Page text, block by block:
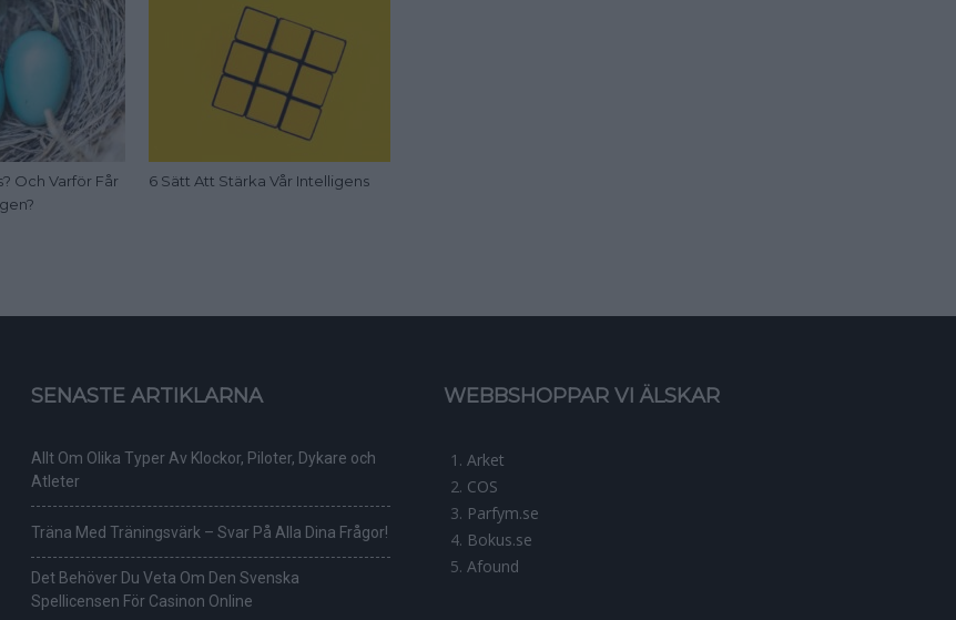
Och Varför Får
6 Sätt Att Stärka Vår Intelligens
SENASTE ARTIKLARNA
Allt Om Olika Typer Av Klockor, Piloter, Dykare och
Atleter
Träna Med Träningsvärk – Svar På Alla Dina Frågor!
Det Behöver Du Veta Om Den Svenska
Spellicensen För Casinon Online
WEBBSHOPPAR VI ÄLSKAR
Arket
COS
Parfym.se
Bokus.se
Afound